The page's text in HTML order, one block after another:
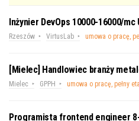
Inżynier DevOps 10000-16000/mc
Rzeszów VirtusLab umowa o pracę,
[Mielec] Handlowiec branży
Mielec GPPH umowa o pracę, pełny
Programista frontend engineer